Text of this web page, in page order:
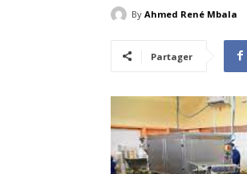
By Ahmed René Mbala
Partager